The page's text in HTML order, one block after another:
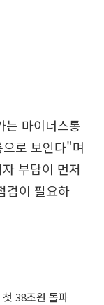
는 마이너스통
로 보인다"며
부담이 먼저
검이 필요하
38조원 돌파